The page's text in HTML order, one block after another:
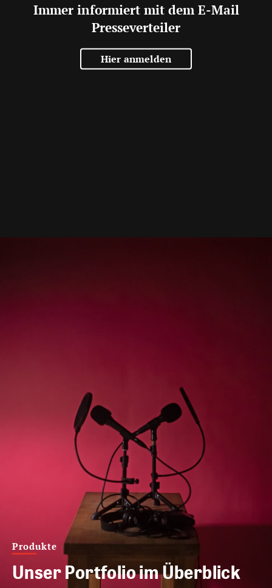
Immer informiert mit dem E-Mail
Presseverteiler
Hier anmelden
Produkte
Unser Portfolio im Überblick